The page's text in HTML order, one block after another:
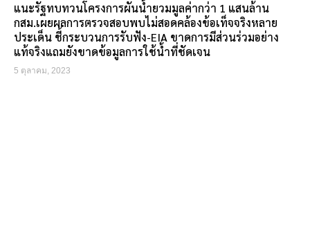
แนะรัฐทบทวนโครงการผันน้ำยวมมูลค่ากว่า 1 แสนล้าน
กสม.เผยผลการตรวจสอบพบไม่สอดคล้องข้อเท็จจริงหลาย
ประเด็น ชี้กระบวนการรับฟัง-EIA ขาดการมีส่วนร่วมอย่าง
แท้จริงแถมยังขาดข้อมูลการใช้น้ำที่ชัดเจน
5 ตุลาคม, 2023